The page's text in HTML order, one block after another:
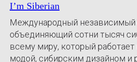
I’m Siberian
Международный независимый
объединяющий сотни тысяч
всему миру, который
модой, сибирским дизайном и